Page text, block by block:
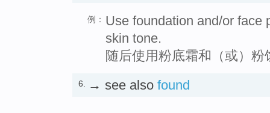
例： Use foundation and/or face
skin tone.
随后使用粉底霜和（或）
6. → see also found